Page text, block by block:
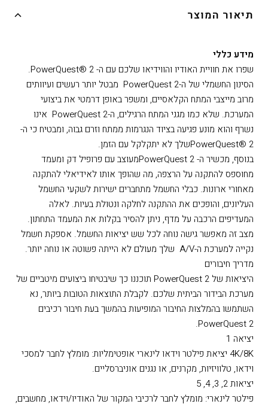
תיאור המוצר
מידע כללי
שפרו את חוויית האודיו והווידיאו שלכם עם ה- PowerQuest® 2.
הסינון החשמלי של ה-PowerQuest 2 מבטל יותר רעשים ועיוותים
מרוב מייצבי המתח הקלאסיים, ומשפר באופן דרמטי את ביצועי
המערכת. שלא כמו מגני המתח הרגילים, ה-PowerQuest 2 אינו
נשרף והוא מונע פגיעה בציוד הנגרמות ממתח וזרם גבוה, ומבטיח כי ה-
PowerQuest® 2שלך לא יתקלקל עם הזמן.
בנוסף, מכשיר ה- PowerQuest 2מעוצב עם פרופיל דק ומעמד
מחוספס להתקנה על הרצפה, מה שהופך אותו לאידיאלי להתקנה
מאחורי ארונות. כבלי החשמל מתחברים ישירות לשקעי החשמל
העליונים, והופכים את ההתקנה לחלקה ונטולת בעיות. לאלה
המעדיפים הרכבה על מדף, ניתן להסיר בקלות את המעמד התחתון.
מצב זה מאפשר גישה נוחה לכל שש יציאות החשמל. אספקת חשמל
נקייה למערכת ה-A/V שלך מעולם לא הייתה פשוטה או נוחה יותר.
מדריך חיבורים
היציאות של PowerQuest 2 תוכננו כך שיבטיחו ביצועים מיטביים של
מערכת הבידור הביתית שלכם. לקבלת התוצאות הטובות ביותר, נא
השתמשו בהמלצות החיבור המופיעות בהמשך בעת חיבור רכיבים
PowerQuest 2.
יציאה 1
4K/8K יציאת פילטר וידאו לינארי אופטימליות: מומלץ לחבר למסכי
וידאו, טלוויזיות, מקרנים, או נגנים אוניברסליים.
יציאות 2, 3, 4, 5
פילטר לינארי: מומלץ לחבר לרכיבי המקור של האודיו/וידאו, מחשבים,